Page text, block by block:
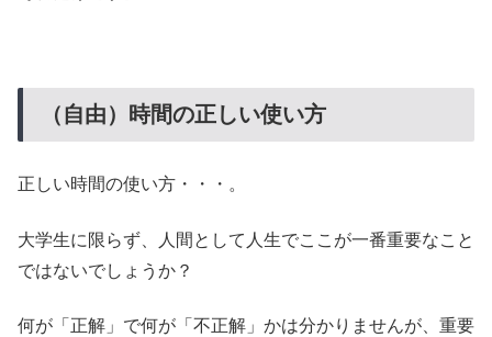
（自由）時間の正しい使い方
正しい時間の使い方・・・。
大学生に限らず、人間として人生でここが一番重要なこと
ではないでしょうか？
何が「正解」で何が「不正解」かは分かりませんが、重要